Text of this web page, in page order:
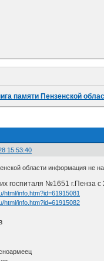
памяти Пензенской
15:53:40
области информация не
госпиталя №1651 г.Пенза
html/info.htm?id=61915081
html/info.htm?id=61915082